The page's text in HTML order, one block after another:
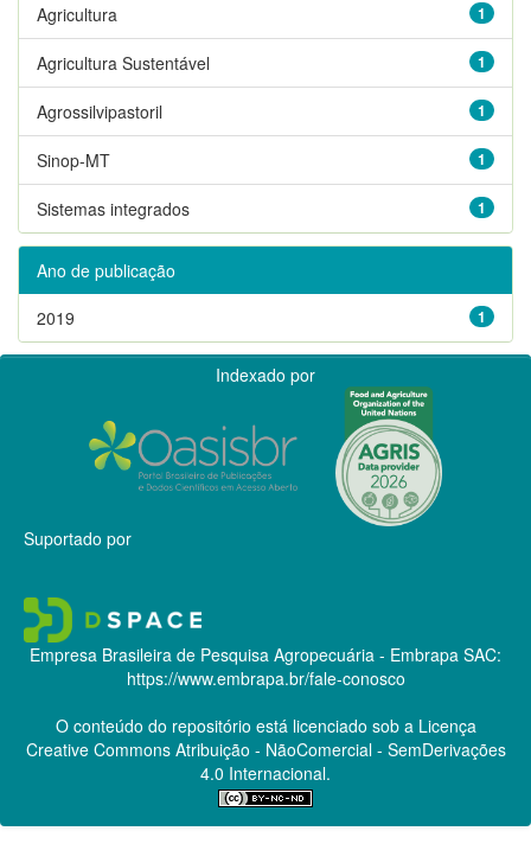
1
Agricultura
1
Agricultura Sustentável
1
Agrossilvipastoril
1
Sinop-MT
1
Sistemas integrados
Ano de publicação
1
2019
Indexado por
Suportado por
Empresa Brasileira de Pesquisa Agropecuária - Embrapa SAC:
https://www.embrapa.br/fale-conosco
O conteúdo do repositório está licenciado sob a Licença
Creative CommonsAtribuição - NãoComercial - SemDerivações
4.0 Internacional.